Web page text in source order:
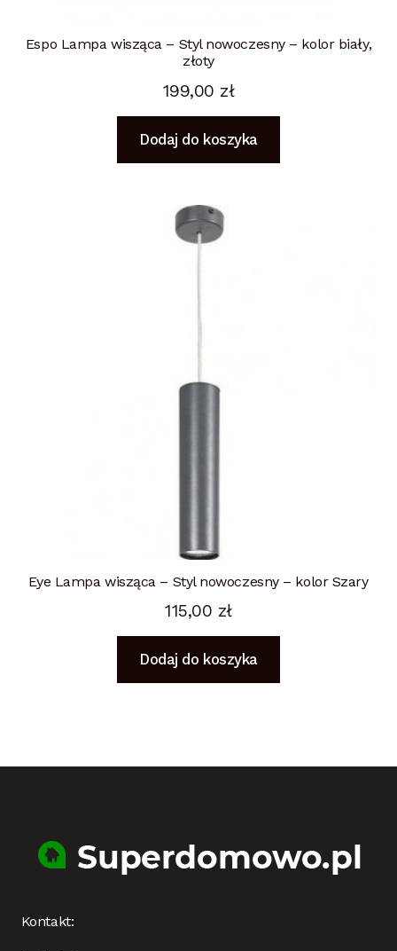
Espo Lampa wisząca – Styl nowoczesny – kolor biały,
złoty
199,00 zł
Dodaj do koszyka
Eye Lampa wisząca – Styl nowoczesny – kolor Szary
115,00 zł
Dodaj do koszyka
Kontakt: